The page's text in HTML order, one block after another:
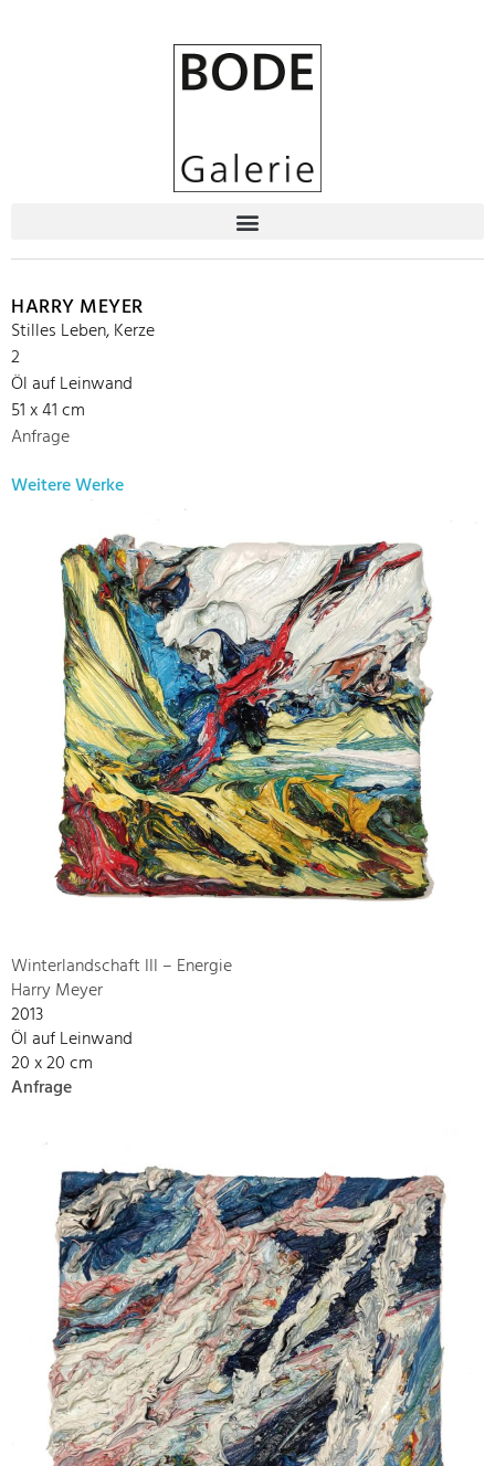
HARRY MEYER
Stilles Leben, Kerze
2
Öl auf Leinwand
51 x 41 cm
Anfrage
Weitere Werke
Winterlandschaft III – Energie
Harry Meyer
2013
Öl auf Leinwand
20 x 20 cm
Anfrage